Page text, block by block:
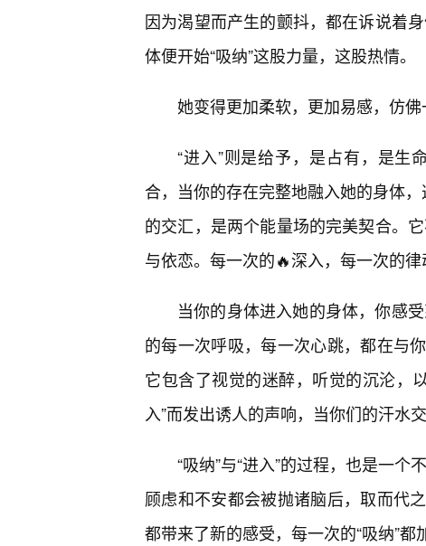
因为渴望而产生的颤抖，都在诉说着
体便开始“吸纳”这股力量，这股热情。
她变得更加柔软，更加易感，仿
“进入”则是给予，是占有，是生
合，当你的存在完整地融入她的身体
的交汇，是两个能量场的完美契合。
与依恋。每一次的🔥深入，每一次的
当你的身体进入她的身体，你感
的每一次呼吸，每一次心跳，都在与
它包含了视觉的迷醉，听觉的沉沦，
入”而发出诱人的声响，当你们的汗水
“吸纳”与“进入”的过程，也是一
顾虑和不安都会被抛诸脑后，取而代
都带来了新的感受，每一次的“吸纳”